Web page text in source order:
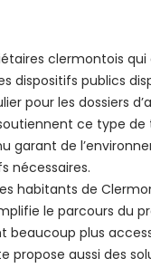
clermontois
publics
pour les dossiers
ce type de
garant de
nécessaires.
habitants de
le parcours du
beaucoup plus
aussi des